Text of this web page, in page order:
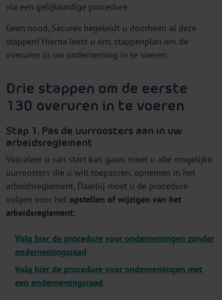
via een gelijkaardige procedure.
Geen nood, Securex begeleidt u doorheen al deze
stappen! Hierna leest u ons stappenplan om de
overuren in uw onderneming in te voeren.
Drie stappen om de eerste
130 overuren in te voeren
Stap 1. Pas de uurroosters aan in uw
arbeidsreglement
Vooraleer u van start kan gaan, moet u alle mogelijke
uurroosters die u wilt toepassen, opnemen in het
arbeidsreglement. Daarbij moet u de procedure
volgen voor het opstellen of wijzigen van het
arbeidsreglement:
Volg hier de procedure voor ondernemingen zonder
ondernemingsraad
Volg hier de procedure voor ondernemingen met
een ondernemingsraad